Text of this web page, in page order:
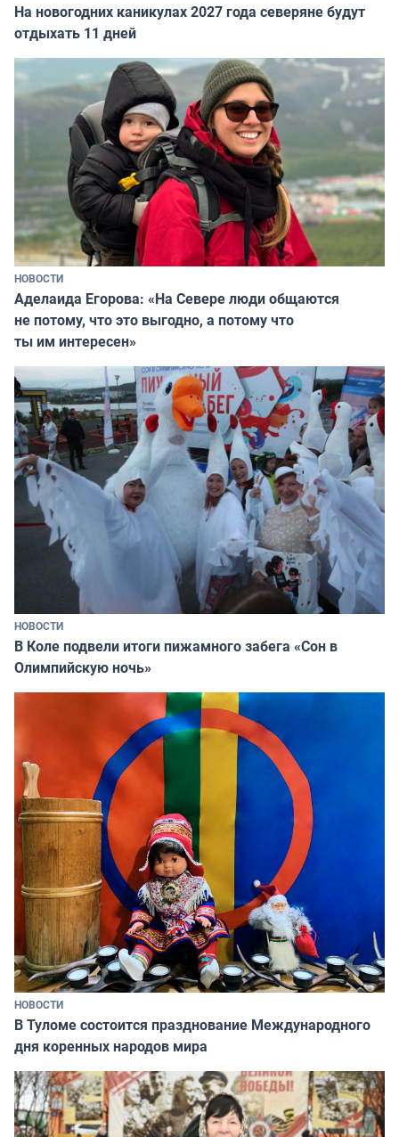
На новогодних каникулах 2027 года северяне будут
отдыхать 11 дней
НОВОСТИ
Аделаида Егорова: «На Севере люди общаются
не потому, что это выгодно, а потому что
ты им интересен»
НОВОСТИ
В Коле подвели итоги пижамного забега «Сон в
Олимпийскую ночь»
НОВОСТИ
В Туломе состоится празднование Международного
дня коренных народов мира